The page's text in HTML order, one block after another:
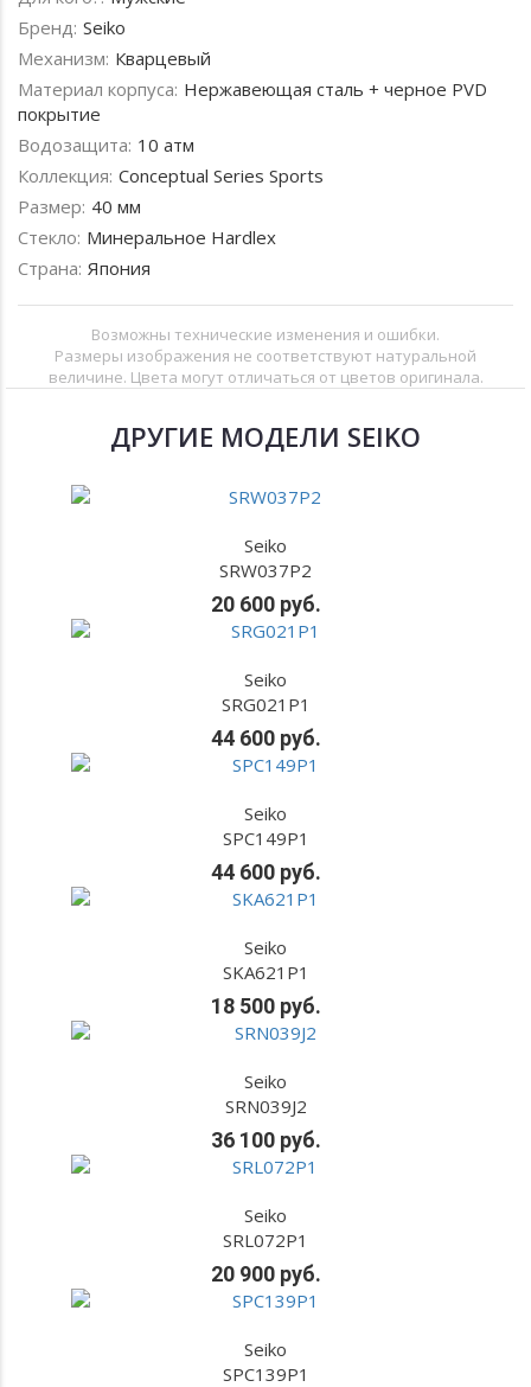
Бренд: Seiko
Механизм: Кварцевый
Материал корпуса: Нержавеющая сталь + черное PVD
покрытие
Водозащита: 10 атм
Коллекция: Conceptual Series Sports
Размер: 40 мм
Стекло: Минеральное Hardlex
Страна: Япония
Возможны технические изменения и ошибки.
Размеры изображения не соответствуют натуральной
величине. Цвета могут отличаться от цветов оригинала.
ДРУГИЕ МОДЕЛИ SEIKO
Seiko
SRW037P2
20 600 руб.
Seiko
SRG021P1
44 600 руб.
Seiko
SPC149P1
44 600 руб.
Seiko
SKA621P1
18 500 руб.
Seiko
SRN039J2
36 100 руб.
Seiko
SRL072P1
20 900 руб.
Seiko
SPC139P1